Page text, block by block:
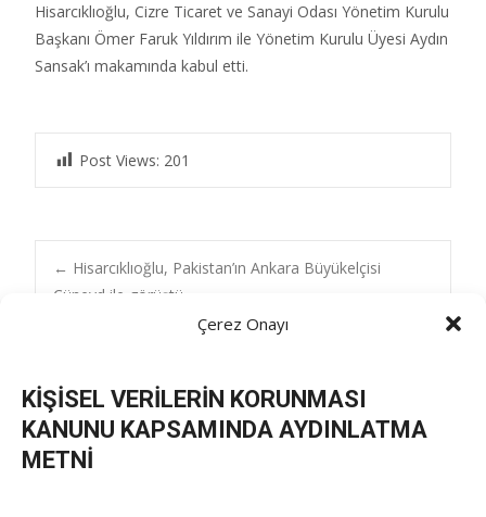
Çerez Onayı
KİŞİSEL VERİLERİN KORUNMASI
KANUNU KAPSAMINDA AYDINLATMA
METNİ
Hisarcıklıoğlu, Cizre Ticaret ve Sanayi Odası Yönetim Kurulu
Başkanı Ömer Faruk Yıldırım ile Yönetim Kurulu Üyesi Aydın
Sansak’ı makamında kabul etti.
Post Views: 201
Post
navigation
← Hisarcıklıoğlu, Pakistan’ın Ankara Büyükelçisi
Cüneyd ile görüştü
Ordu TB heyetinden Hisarcıklıoğlu’na ziyaret